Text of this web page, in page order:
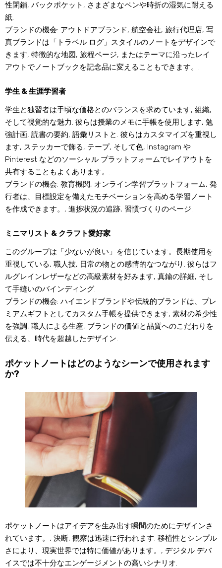
性閉鎖, バックポケット, さまざまなペンや時折の湿気に耐える
紙.
ブランドの機会: アウトドアブランド, 航空会社, 旅行代理店, 写
真ブランドは「トラベル ログ」スタイルのノートをデザインで
きます, 特徴的な地図, 旅程ページ, またはテーマに沿ったレイ
アウトでノートブックを記念品に変えることもできます。.
学生 & 生涯学習者
学生と独習者は手頃な価格とのバランスを求めています, 組織,
そして視覚的な魅力. 彼らは授業のメモに手帳を使用します, 勉
強計画, 読書の要約, 語彙リストと. 彼らはカスタマイズを重視し
ます, ステッカーで飾る, テープ, そして色, Instagram や
Pinterest などのソーシャル プラットフォームでレイアウトを
共有することもよくあります。.
ブランドの機会: 教育機関, オンライン学習プラットフォーム, 発
行者は、目標設定を備えたモチベーションを高める学習ノート
を作成できます。, 進捗状況の追跡, 習慣づくりのページ.
ミニマリスト & クラフト愛好家
このグループは「少ないが良い」を信じています。長期使用を
重視している, 職人技, 日常の物との感情的なつながり. 彼らはフ
ルグレインレザーなどの高級素材を好みます, 真鍮の詳細, そし
て手縫いのバインディング.
ブランドの機会: ハイエンドブランドや伝統的ブランドは、プレ
ミアムギフトとしてカスタム手帳を提供できます, 素材の希少性
を強調, 職人による生産, ブランドの価値と品質へのこだわりを
伝える、時代を超越したデザイン.
ポケットノートはどのようなシーンで使用されます
か?
ポケットノートはアイデアを生み出す瞬間のためにデザインさ
れています。, 決断, 観察は迅速に行われます. 移植性とシンプル
さにより、現実世界では特に価値があります。, デジタル デバ
イスでは不十分なエンゲージメントの高いシナリオ.